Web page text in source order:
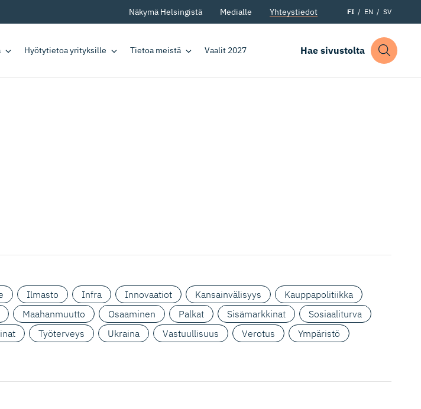
Näkymä Helsingistä Medialle Yhteystiedot FI EN SV
Hyötytietoa yrityksille Tietoa meistä Vaalit 2027 Hae sivustolta
Ilmasto Infra Innovaatiot Kansainvälisyys
Kauppapolitiikka
Maahanmuutto Osaaminen Palkat Sisämarkkinat
Sosiaaliturva
Työterveys Ukraina Vastuullisuus Verotus
Ympäristö